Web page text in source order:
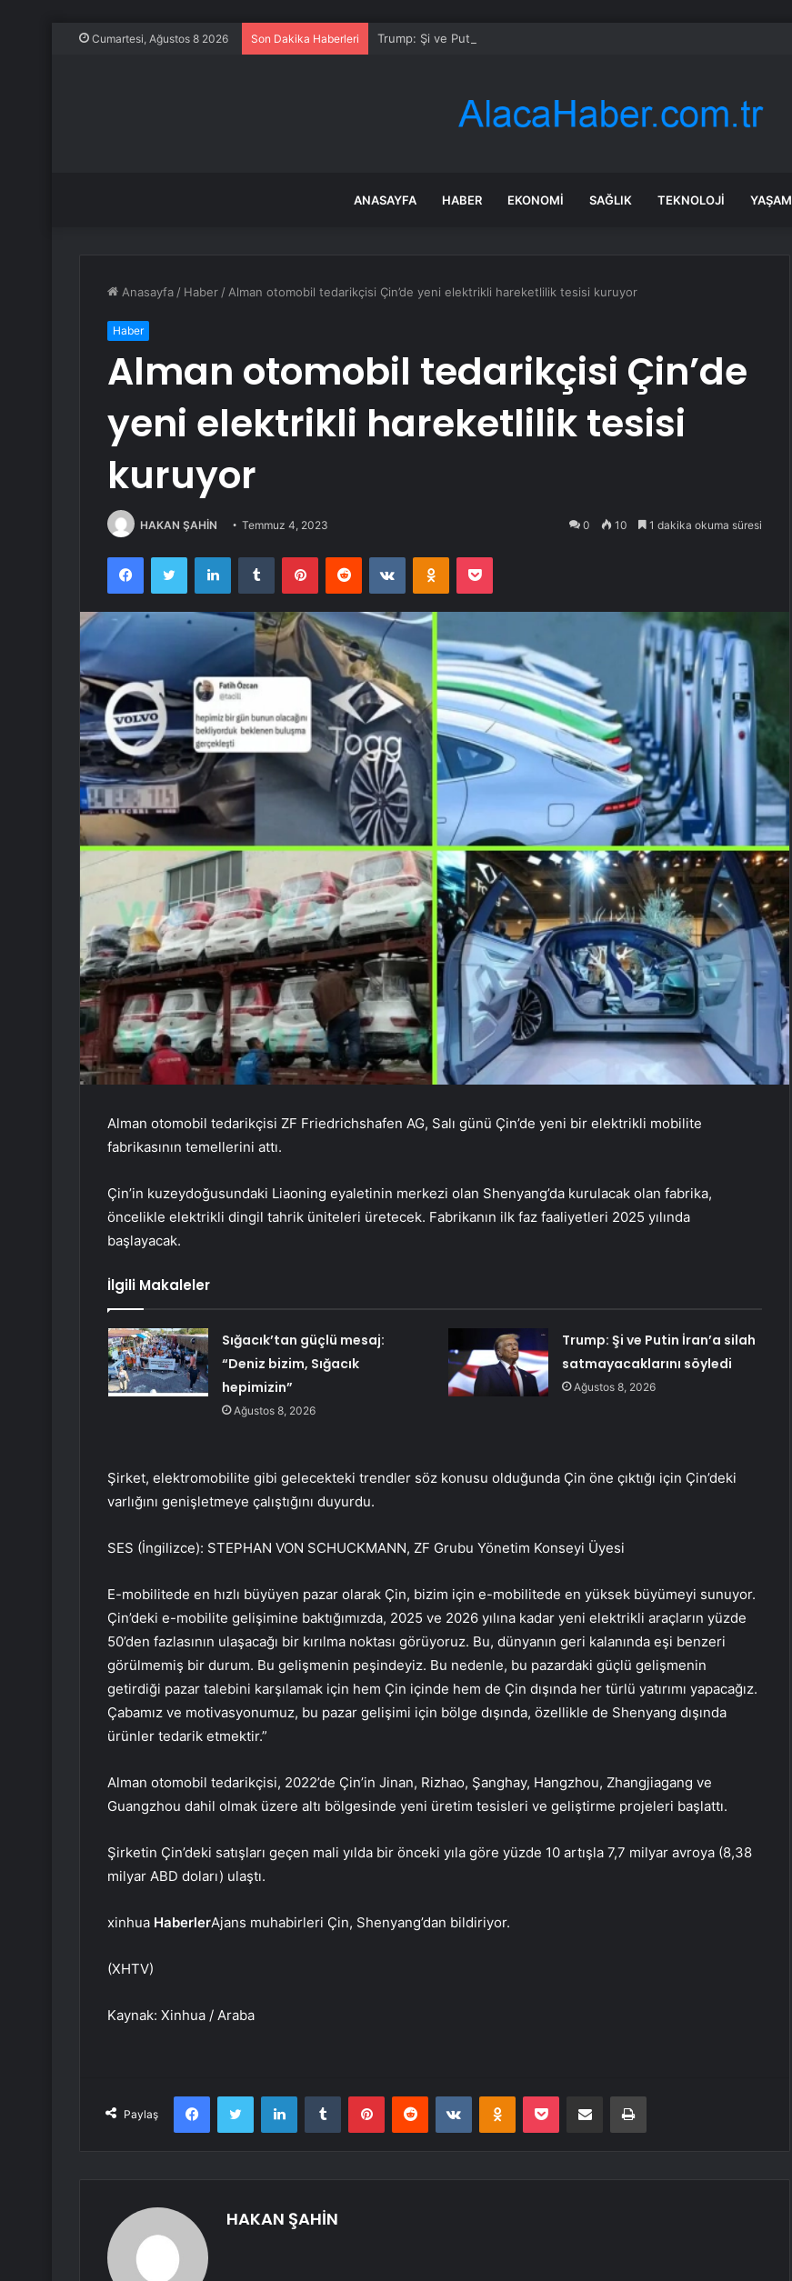
Cumartesi, Ağustos 8 2026 Son Dakika Haberleri Trump: Şi ve Putin İran’a silah satmayacaklarını söyledi
ANASAYFA HABER EKONOMI SAĞLIK TEKNOLOJI YAŞAM
Anasayfa / Haber / Alman otomobil tedarikçisi Çin’de yeni elektrikli hareketlilik tesisi kuruyor
Haber
Alman otomobil tedarikçisi Çin’de
yeni elektrikli hareketlilik tesisi
kuruyor
HAKAN ŞAHİN Temmuz 4, 2023 0 10 1 dakika okuma süresi
FacebookTwitter LinkedInTumblr PinterestReddit VKontakteOdnoklassniki
Pocket
Alman otomobil tedarikçisi ZF Friedrichshafen AG, Salı günü Çin’de yeni bir elektrikli mobilite
fabrikasının temellerini attı.
Çin’in kuzeydoğusundaki Liaoning eyaletinin merkezi olan Shenyang’da kurulacak olan fabrika,
öncelikle elektrikli dingil tahrik üniteleri üretecek. Fabrikanın ilk faz faaliyetleri 2025 yılında
başlayacak.
İlgili Makaleler
Sığacık’tan güçlü mesaj:
“Deniz bizim, Sığacık
hepimizin”
Ağustos 8, 2026
Trump: Şi ve Putin İran’a silah
satmayacaklarını söyledi
Ağustos 8, 2026
Şirket, elektromobilite gibi gelecekteki trendler söz konusu olduğunda Çin öne çıktığı için Çin’deki
varlığını genişletmeye çalıştığını duyurdu.
SES (İngilizce): STEPHAN VON SCHUCKMANN, ZF Grubu Yönetim Konseyi Üyesi
E-mobilitede en hızlı büyüyen pazar olarak Çin, bizim için e-mobilitede en yüksek büyümeyi sunuyor.
Çin’deki e-mobilite gelişimine baktığımızda, 2025 ve 2026 yılına kadar yeni elektrikli araçların yüzde
50’den fazlasının ulaşacağı bir kırılma noktası görüyoruz. Bu, dünyanın geri kalanında eşi benzeri
görülmemiş bir durum. Bu gelişmenin peşindeyiz. Bu nedenle, bu pazardaki güçlü gelişmenin
getirdiği pazar talebini karşılamak için hem Çin içinde hem de Çin dışında her türlü yatırımı yapacağız.
Çabamız ve motivasyonumuz, bu pazar gelişimi için bölge dışında, özellikle de Shenyang dışında
ürünler tedarik etmektir.”
Alman otomobil tedarikçisi, 2022’de Çin’in Jinan, Rizhao, Şanghay, Hangzhou, Zhangjiagang ve
Guangzhou dahil olmak üzere altı bölgesinde yeni üretim tesisleri ve geliştirme projeleri başlattı.
Şirketin Çin’deki satışları geçen mali yılda bir önceki yıla göre yüzde 10 artışla 7,7 milyar avroya (8,38
milyar ABD doları) ulaştı.
xinhua HaberlerAjans muhabirleri Çin, Shenyang’dan bildiriyor.
(XHTV)
Kaynak: Xinhua / Araba
Paylaş
FacebookTwitter LinkedInTumblr PinterestReddit VKontakteOdnoklassniki
Pocket E-Posta ile paylaş Yazdır
HAKAN ŞAHİN